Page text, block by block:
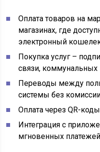
Оплата товаров на
магазинах, где
электронный
Покупка услуг –
связи, коммунальных
Переводы между
системы без
Оплата через QR-
Интеграция с
мгновенных